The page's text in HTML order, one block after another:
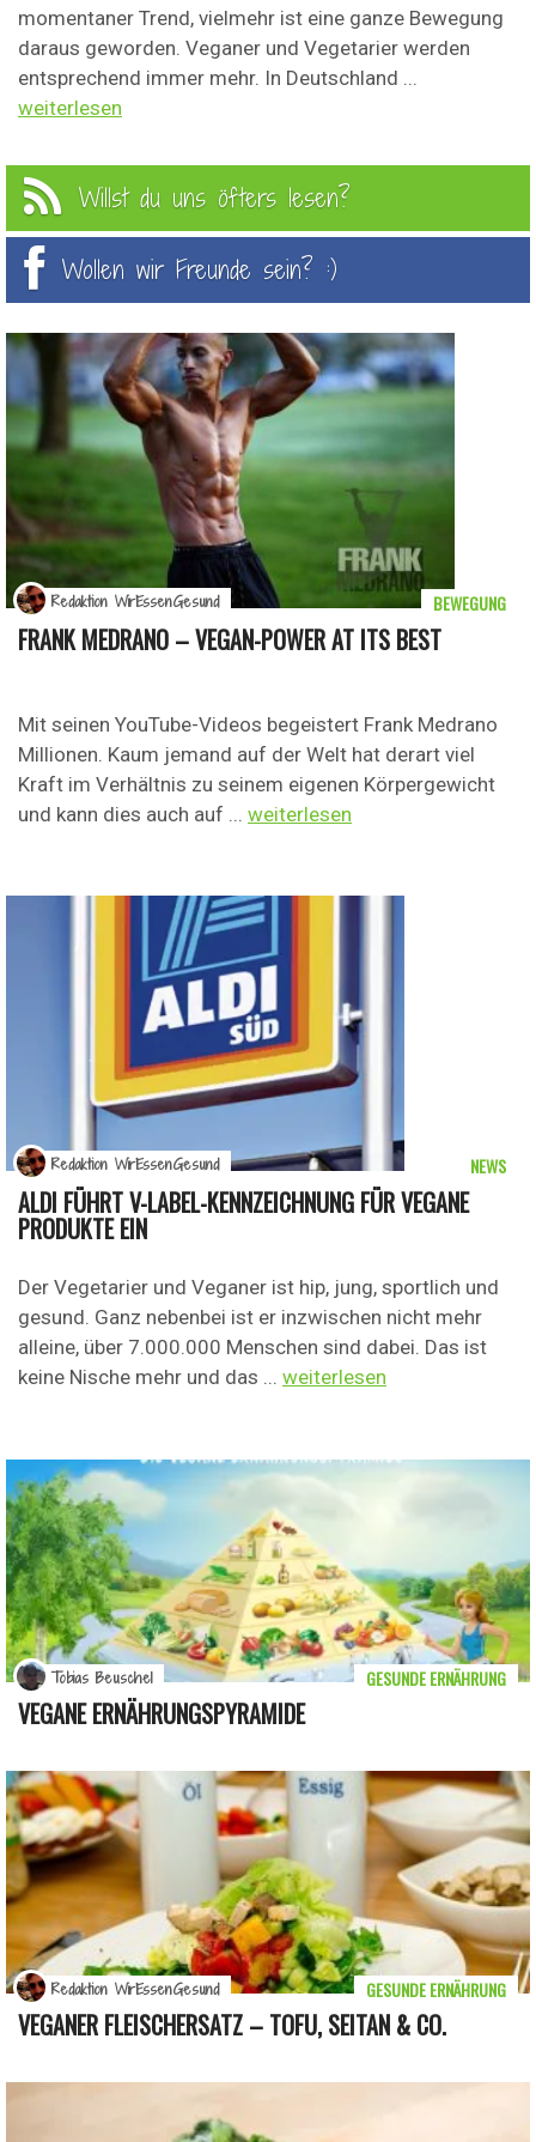
momentaner Trend, vielmehr ist eine ganze Bewegung
daraus geworden. Veganer und Vegetarier werden
entsprechend immer mehr. In Deutschland ...
weiterlesen
Willst du uns öfters lesen?
Wollen wir Freunde sein? :)
FRANK MEDRANO – VEGAN-POWER AT ITS BEST
Mit seinen YouTube-Videos begeistert Frank Medrano
Millionen. Kaum jemand auf der Welt hat derart viel
Kraft im Verhältnis zu seinem eigenen Körpergewicht
und kann dies auch auf ... weiterlesen
BEWEGUNG
Redaktion WirEssenGesund
ALDI FÜHRT V-LABEL-KENNZEICHNUNG FÜR VEGANE
PRODUKTE EIN
Der Vegetarier und Veganer ist hip, jung, sportlich und
gesund. Ganz nebenbei ist er inzwischen nicht mehr
alleine, über 7.000.000 Menschen sind dabei. Das ist
keine Nische mehr und das ... weiterlesen
NEWS
Redaktion WirEssenGesund
VEGANE ERNÄHRUNGSPYRAMIDE
GESUNDE ERNÄHRUNG
Tobias Beuschel
VEGANER FLEISCHERSATZ – TOFU, SEITAN & CO.
GESUNDE ERNÄHRUNG
Redaktion WirEssenGesund